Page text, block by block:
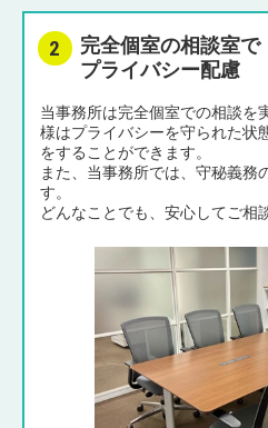
完全個室の相談室で
プライバシー配慮
当事務所は完全個室での相談を
様はプライバシーを守られた状
をすることができます。
また、当事務所では、守秘義務
す。
どんなことでも、安心してご相